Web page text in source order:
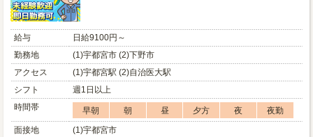
給与
日給9100円～
勤務地
(1)宇都宮市 (2)下野市
アクセス
(1)宇都宮駅 (2)自治医大駅
シフト
週1日以上
時間帯
早朝 朝 昼 夕方 夜
夜勤
面接地
(1)宇都宮市